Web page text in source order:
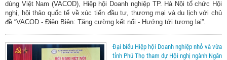
dùng Việt Nam (VACOD), Hiệp hội Doanh nghiệp TP. Hà Nội tổ chức Hội
nghị, hội thảo quốc tế về xúc tiến đầu tư, thương mại và du lịch với chủ
đề “VACOD - Điện Biên: Tăng cường kết nối - Hướng tới tương lai”.
Đại biểu Hiệp hội Doanh nghiệp nhỏ và vừa
tỉnh Phú Thọ tham dự Hội nghị ngành Ngân